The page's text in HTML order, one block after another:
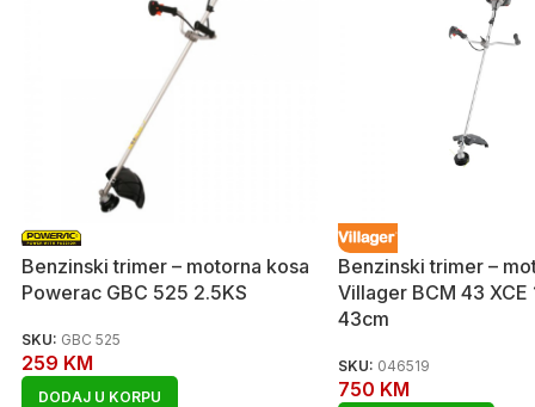
Benzinski trimer – motorna kosa
Powerac GBC 525 2.5KS
SKU: GBC 525
259 KM
DODAJ U KORPU
Benzinski trimer –
Villager BCM 43 XCE
43cm
SKU: 046519
750 KM